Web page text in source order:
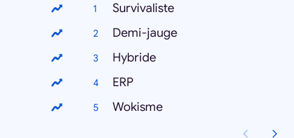
Survivaliste
Demi-jauge
Hybride
ERP
Wokisme